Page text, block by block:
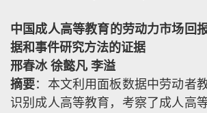
中国成人高等教育的劳动力市场
据和事件研究方法的证据
邢春冰 徐懿凡 李溢
摘要：本文利用面板数据中劳动者
识别成人高等教育，考察了成人高